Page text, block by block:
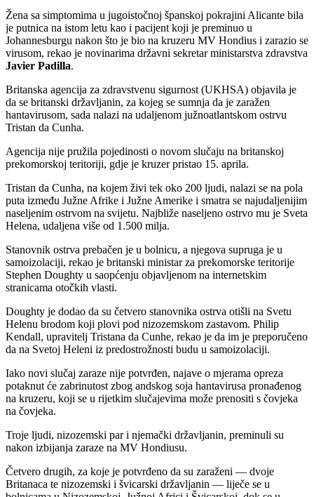
Žena sa simptomima u jugoistočnoj španskoj pokrajini Alicante bila
je putnica na istom letu kao i pacijent koji je preminuo u
Johannesburgu nakon što je bio na kruzeru MV Hondius i zarazio se
virusom, rekao je novinarima državni sekretar ministarstva zdravstva
Javier Padilla.
Britanska agencija za zdravstvenu sigurnost (UKHSA) objavila je
da se britanski državljanin, za kojeg se sumnja da je zaražen
hantavirusom, sada nalazi na udaljenom južnoatlantskom ostrvu
Tristan da Cunha.
Agencija nije pružila pojedinosti o novom slučaju na britanskoj
prekomorskoj teritoriji, gdje je kruzer pristao 15. aprila.
Tristan da Cunha, na kojem živi tek oko 200 ljudi, nalazi se na pola
puta između Južne Afrike i Južne Amerike i smatra se najudaljenijim
naseljenim ostrvom na svijetu. Najbliže naseljeno ostrvo mu je Sveta
Helena, udaljena više od 1.500 milja.
Stanovnik ostrva prebačen je u bolnicu, a njegova supruga je u
samoizolaciji, rekao je britanski ministar za prekomorske teritorije
Stephen Doughty u saopćenju objavljenom na internetskim
stranicama otočkih vlasti.
Doughty je dodao da su četvero stanovnika ostrva otišli na Svetu
Helenu brodom koji plovi pod nizozemskom zastavom. Philip
Kendall, upravitelj Tristana da Cunhe, rekao je da im je preporučeno
da na Svetoj Heleni iz predostrožnosti budu u samoizolaciji.
Iako novi slučaj zaraze nije potvrđen, najave o mjerama opreza
potaknut će zabrinutost zbog andskog soja hantavirusa pronađenog
na kruzeru, koji se u rijetkim slučajevima može prenositi s čovjeka
na čovjeka.
Troje ljudi, nizozemski par i njemački državljanin, preminuli su
nakon izbijanja zaraze na MV Hondiusu.
Četvero drugih, za koje je potvrđeno da su zaraženi — dvoje
Britanaca te nizozemski i švicarski državljanin — liječe se u